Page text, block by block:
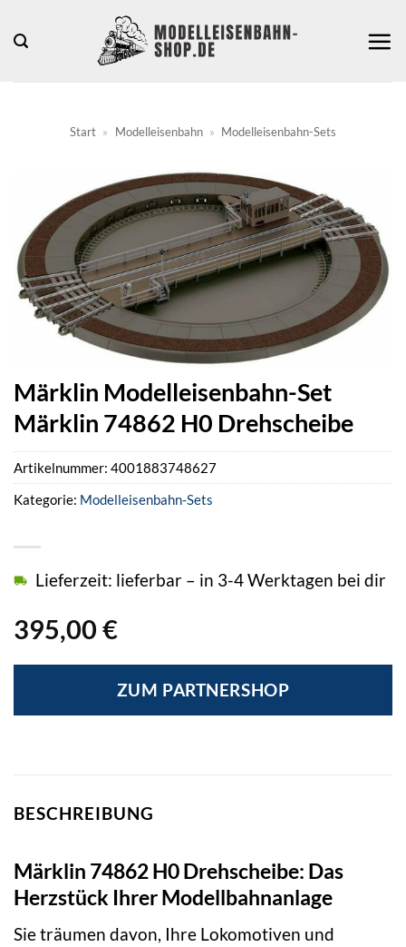
Inhalt
Start » Modelleisenbahn » Modelleisenbahn-Sets
Märklin Modelleisenbahn-Set
Märklin 74862 H0 Drehscheibe
395,00 €
Lieferzeit: lieferbar – in 3-4 Werktagen bei dir
ZUM PARTNERSHOP
Artikelnummer: 4001883748627
Kategorie: Modelleisenbahn-Sets
BESCHREIBUNG
Märklin 74862 H0 Drehscheibe: Das
Herzstück Ihrer Modellbahnanlage
Sie träumen davon, Ihre Lokomotiven und